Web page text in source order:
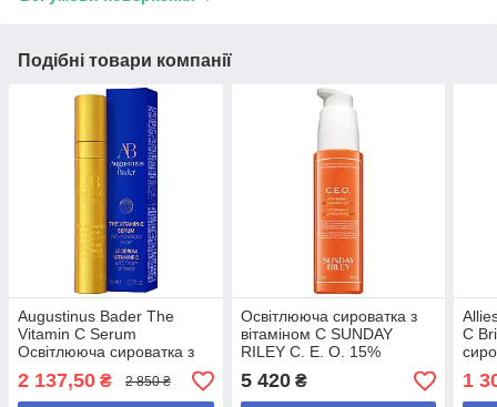
Подібні товари компанії
Augustinus Bader The
Vitamin C Serum
Освітлююча сироватка з
вітаміном C для обличчя,
5 мл
2 137,50 ₴ 2 850 ₴
Освітлююча сироватка з
вітаміном C SUNDAY
RILEY C. E. O. 15%
Vitamin C Brightening
Serum 50 мл
5 420₴
C
1